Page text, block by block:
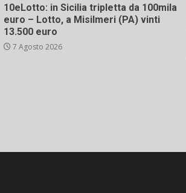
10eLotto: in Sicilia tripletta da 100mila
euro – Lotto, a Misilmeri (PA) vinti
13.500 euro
7 Agosto 2026